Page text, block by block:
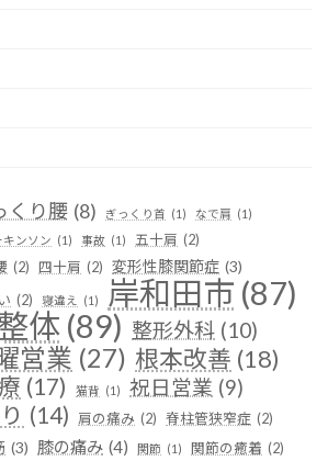
くり腰 (8) ぎっくり首 (1) なで肩 (1)
キンソン (1) 事故 (1) 五十肩 (2)
(2) 四十肩 (2) 変形性膝関節症 (3)
(2) 寝違え (1) 岸和田市 (87)
体 (89) 整形外科 (10)
営業 (27) 根本改善 (18)
(17) 猫背 (1) 祝日営業 (9)
(14) 肩の痛み (2) 脊柱管狭窄症 (2)
(3) 膝の痛み (4) 関節 (1) 関節の癒着 (2)